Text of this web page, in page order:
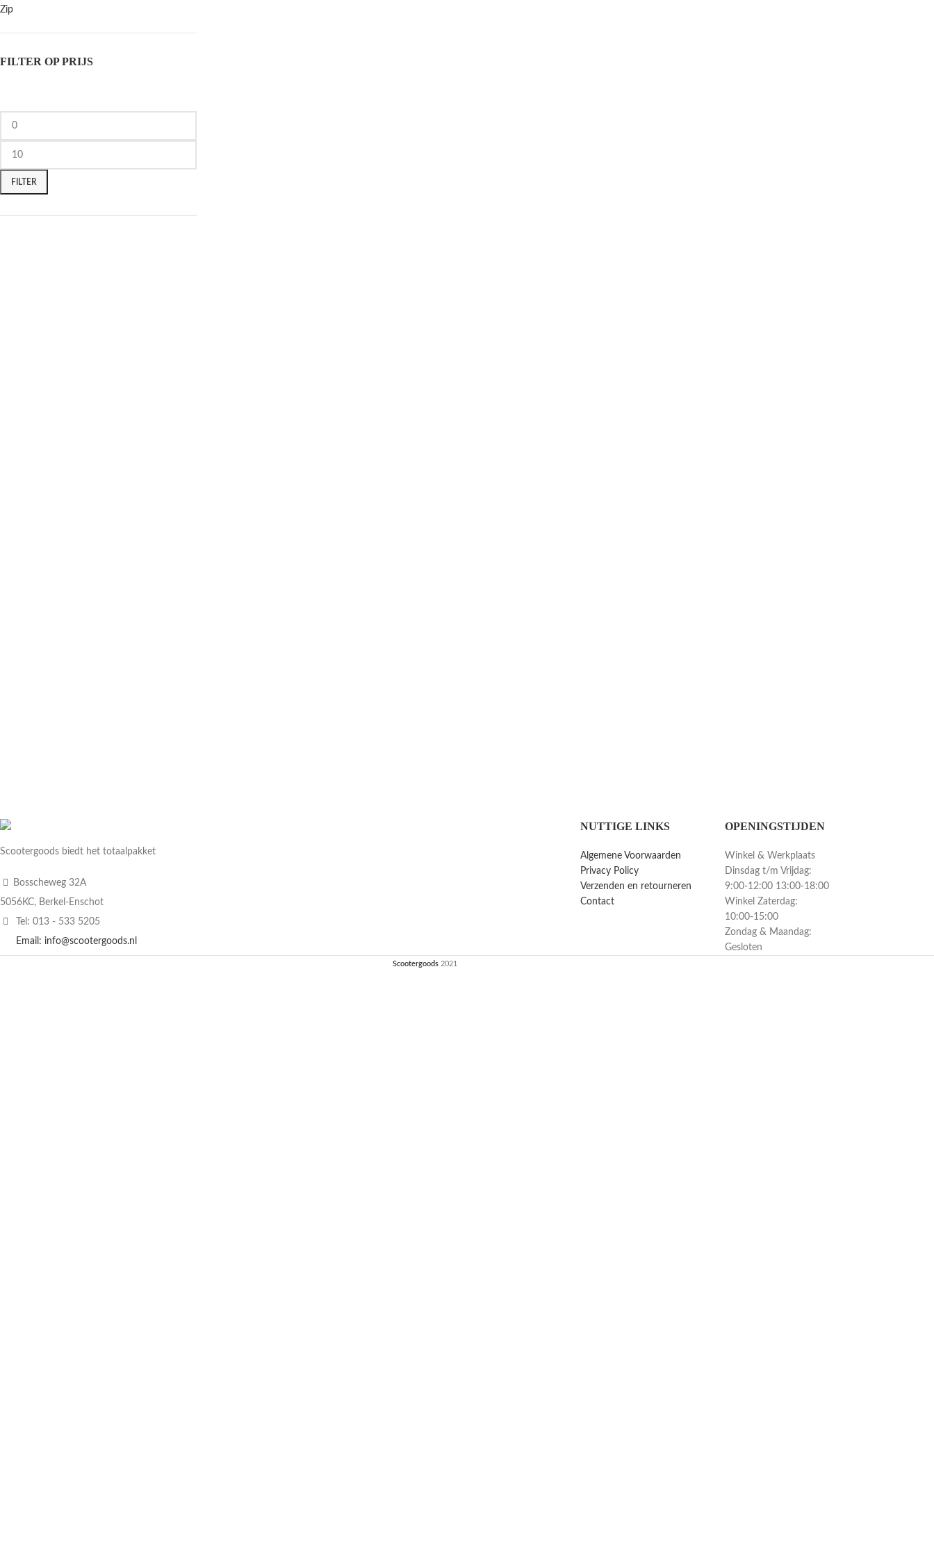
Zip
FILTER OP PRIJS
FILTER
Scootergoods biedt het totaalpakket
Bosscheweg 32A
5056KC, Berkel-Enschot
Tel: 013 - 533 5205
Email: info@scootergoods.nl
NUTTIGE LINKS
Algemene Voorwaarden
Privacy Policy
Verzenden en retourneren
Contact
OPENINGSTIJDEN
Winkel & Werkplaats
Dinsdag t/m Vrijdag:
9:00-12:00 13:00-18:00
Winkel Zaterdag:
10:00-15:00
Zondag & Maandag:
Gesloten
Scootergoods2021